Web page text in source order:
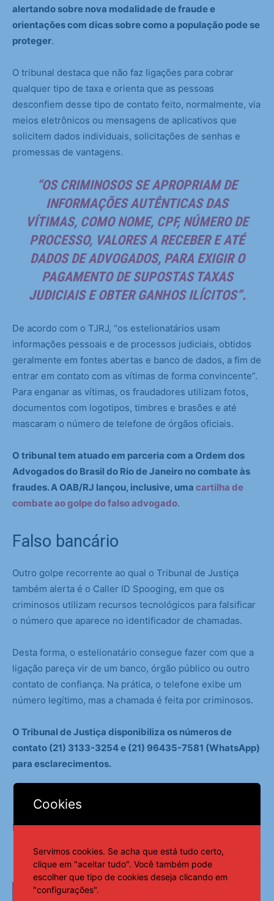
alertando sobre nova modalidade de fraude e
orientações com dicas sobre como a população pode se
proteger.
O tribunal destaca que não faz ligações para cobrar
qualquer tipo de taxa e orienta que as pessoas
desconfiem desse tipo de contato feito, normalmente, via
meios eletrônicos ou mensagens de aplicativos que
solicitem dados individuais, solicitações de senhas e
promessas de vantagens.
“OS CRIMINOSOS SE APROPRIAM DE
INFORMAÇÕES AUTÊNTICAS DAS
VÍTIMAS, COMO NOME, CPF, NÚMERO DE
PROCESSO, VALORES A RECEBER E ATÉ
DADOS DE ADVOGADOS, PARA EXIGIR O
PAGAMENTO DE SUPOSTAS TAXAS
JUDICIAIS E OBTER GANHOS ILÍCITOS”.
De acordo com o TJRJ, “os estelionatários usam
informações pessoais e de processos judiciais, obtidos
geralmente em fontes abertas e banco de dados, a fim de
entrar em contato com as vítimas de forma convincente”.
Para enganar as vítimas, os fraudadores utilizam fotos,
documentos com logotipos, timbres e brasões e até
mascaram o número de telefone de órgãos oficiais.
O tribunal tem atuado em parceria com a Ordem dos
Advogados do Brasil do Rio de Janeiro no combate às
fraudes. A OAB/RJ lançou, inclusive, uma cartilha de
combate ao golpe do falso advogado.
Falso bancário
Outro golpe recorrente ao qual o Tribunal de Justiça
também alerta é o Caller ID Spooging, em que os
criminosos utilizam recursos tecnológicos para falsificar
o número que aparece no identificador de chamadas.
Desta forma, o estelionatário consegue fazer com que a
ligação pareça vir de um banco, órgão público ou outro
contato de confiança. Na prática, o telefone exibe um
número legítimo, mas a chamada é feita por criminosos.
O Tribunal de Justiça disponibiliza os números de
contato (21) 3133-3254 e (21) 96435-7581 (WhatsApp)
para esclarecimentos.
Fonte:Agência Brasil
LEIA TAMBÉM
Cookies
Servimos cookies. Se acha que está tudo certo,
clique em "aceitar tudo". Você também pode
escolher que tipo de cookies deseja clicando em
"configurações".